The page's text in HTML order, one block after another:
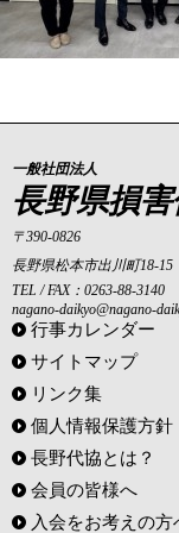
一般社団法人
長野県損
〒390-0826
長野県松本市出川町18-15
TEL / FAX：0263-88-3140
nagano-daikyo@nagano-
行事カレンダー
サイトマップ
リンク集
個人情報保護方針
長野代協とは？
会員の皆様へ
入会をお考えの方